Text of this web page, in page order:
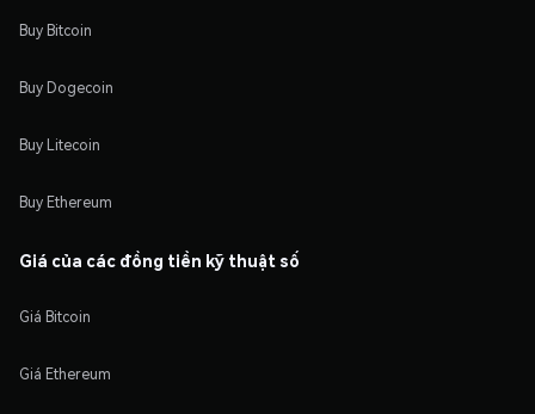
Buy Bitcoin
Buy Dogecoin
Buy Litecoin
Buy Ethereum
Giá của các đồng tiền kỹ thuật số
Giá Bitcoin
Giá Ethereum